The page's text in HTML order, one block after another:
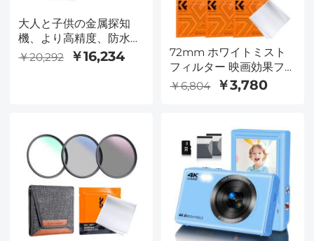
大人と子供の金属探知
機、より高精度、防水、
10インチ
￥20,292 ￥16,234
72mm ホワイトミスト
フィルター 映画効果フ
ィルター 18層の多層コ
ーティングを施したポー
用 Nano-Kシリーズ
￥6,804 ￥3,780